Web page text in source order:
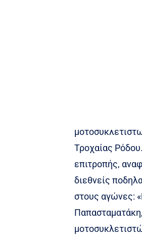
Τροχαίας
επιτροπής,
διεθνείς
στους αγώνες: